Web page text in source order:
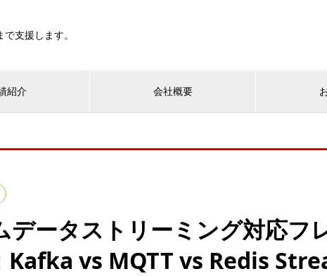
支援します。
紹介 会社概要
データストリーミング対応フ
Kafka vs MQTT vs Redis